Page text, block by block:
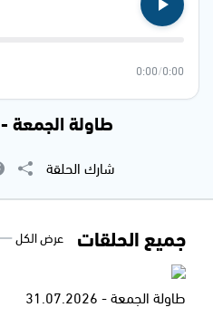
0:00
/
0:00
طاولة الجمعة - 14.04.2023
شارك الحلقة
جميع الحلقات عرض الكل
طاولة الجمعة - 31.07.2026